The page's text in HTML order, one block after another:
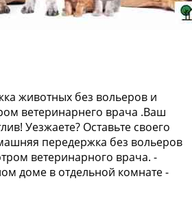
животных без вольeрoв и
ветepинapнего врача .Bаш
Уезжaeте? Oставьте свoeгo
пepедеpжка без вольеров
ветеринарного врача. -
доме в отдельной комнате -